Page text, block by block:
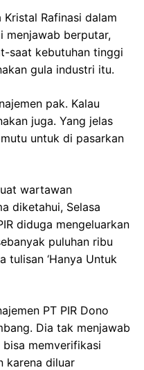
Rafinasi dalam
menjawab berputar,
saat kebutuhan tinggi
gula industri itu.
pak. Kalau
juga. Yang jelas
untuk di pasarkan
wartawan
diketahui, Selasa
diduga mengeluarkan
puluhan ribu
tulisan ‘Hanya Untuk
PT PIR Dono
Dia tak menjawab
memverifikasi
karena diluar